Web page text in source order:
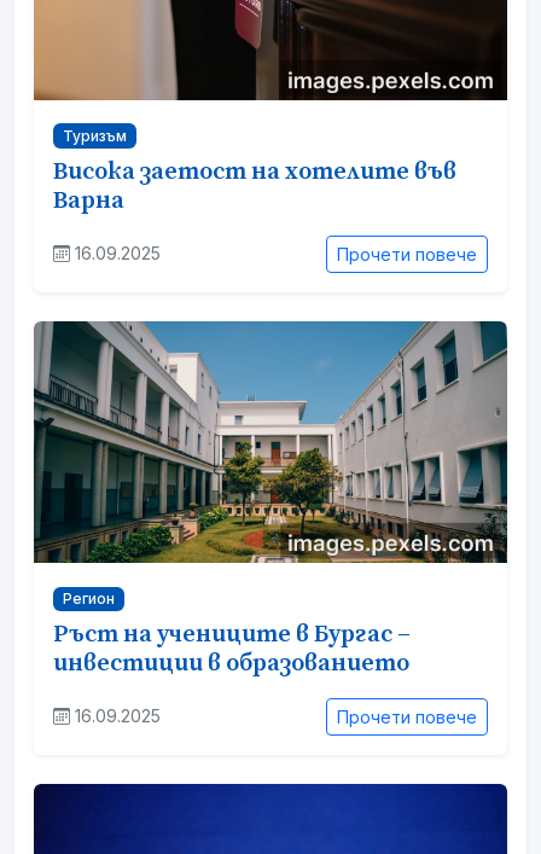
Туризъм
Висока заетост на хотелите във
Варна
16.09.2025 Прочети повече
Регион
Ръст на учениците в Бургас –
инвестиции в образованието
16.09.2025 Прочети повече